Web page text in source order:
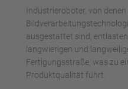
Industrieroboter, von denen
ausgestattet sind,
langwierigen und
Fertigungsstraße, was zu
Produktqualität führt.